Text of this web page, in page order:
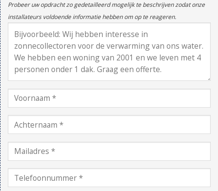
Probeer uw opdracht zo gedetailleerd mogelijk te beschrijven zodat onze
installateurs voldoende informatie hebben om op te reageren.